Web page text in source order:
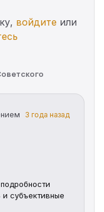
войдите или
3 года назад
и субъективные